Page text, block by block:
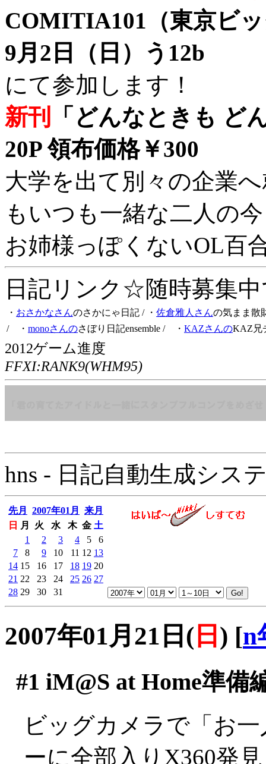
COMITIA101（東京ビ
9月2日（日）う12b
にて参加します！
新刊
「どんなときも ど
20P 領布価格￥300
大学を出て別々の企業
もいつも一緒な二人の
お姉様っぽくないOL百
日記リンク☆随時募集
・ おさかなさんのさかにゃ日記 / ・ 佐倉雅人さんの気まま散
/ ・ monoさんのさぼり日記ensemble / ・ KAZさんのKAZ兄
2012ゲーム進度
FFXI:RANK9(WHM95)
hns - 日記自動生成シス
先月 2007年01月
来月
日
月 火 水 木 金 土
1
2 3 4 5
6
7
8 9 10 11 12 13
14 15 16 17 18 19 20
21 22 23 24 25 26 27
28 29 30 31
2007年01月21日( 日 ) [n
#1 iM@S at Home準備
ビッグカメラで「お
ーに全部入りX360発